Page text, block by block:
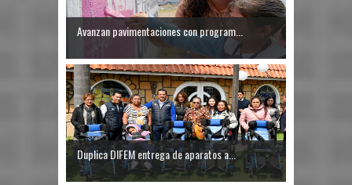
Avanzan pavimentaciones con program...
Duplica DIFEM entrega de aparatos a...